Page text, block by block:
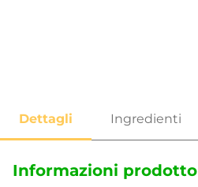
Informazioni prodotto